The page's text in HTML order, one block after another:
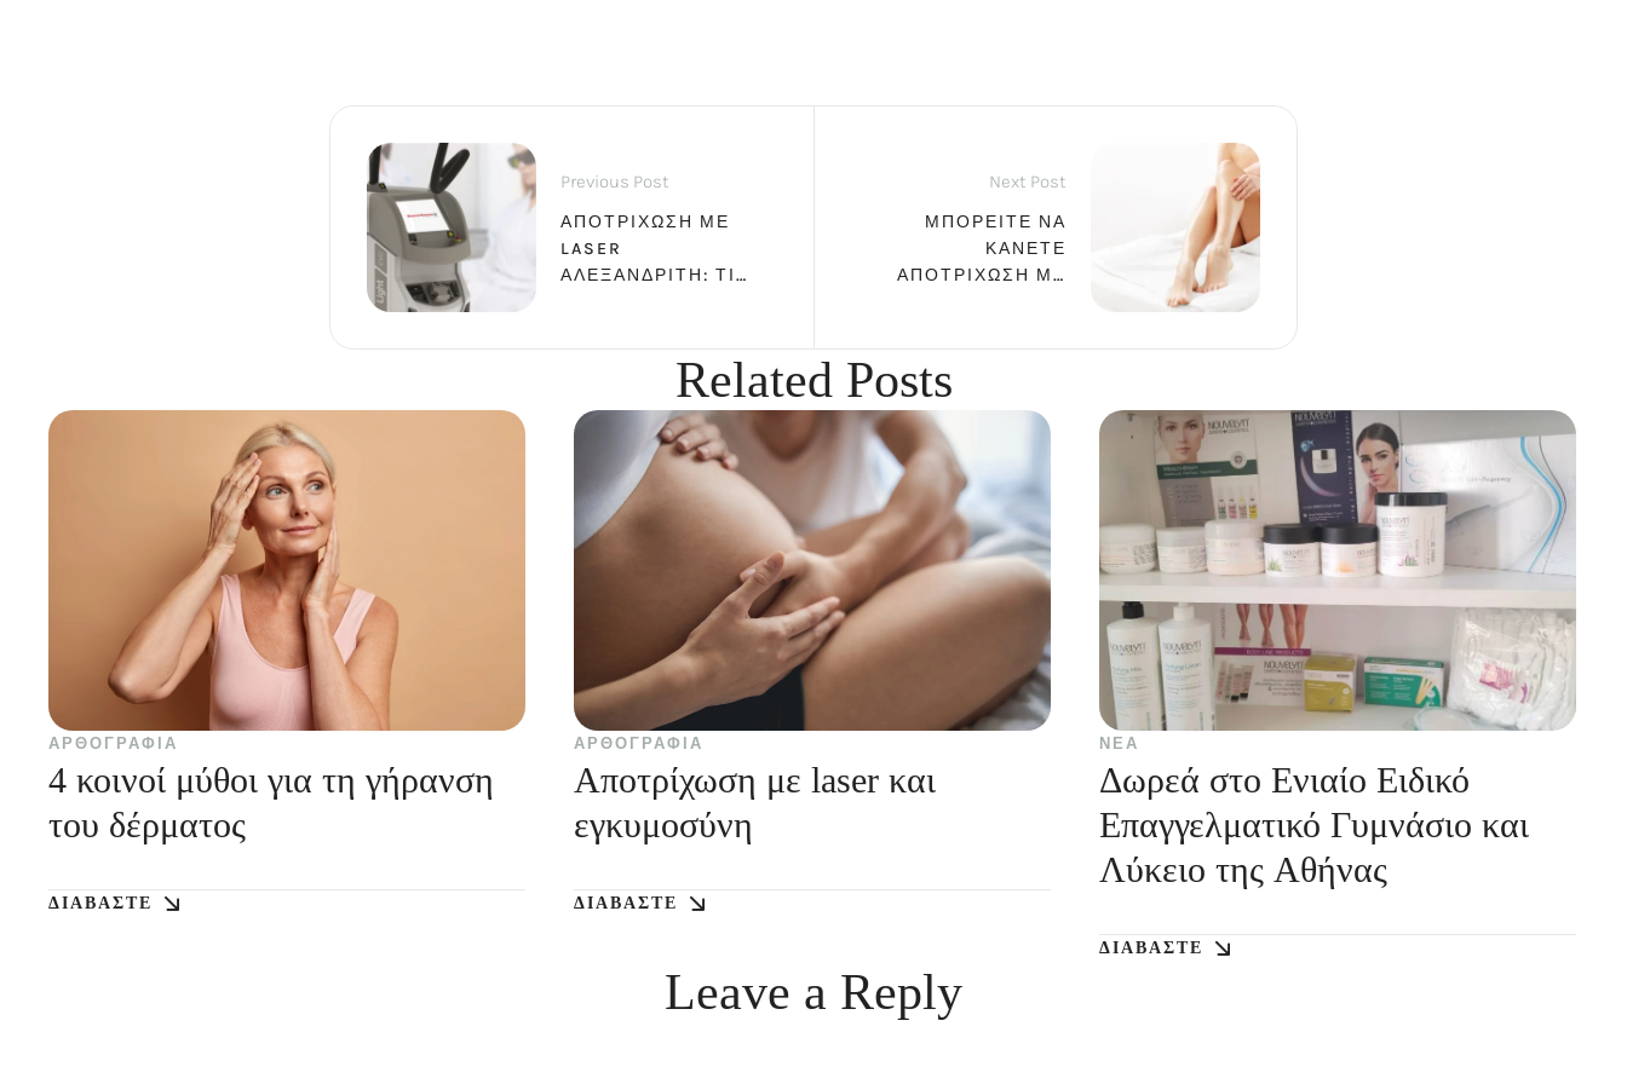
Previous Post
ΑΠΟΤΡΊΧΩΣΗ ΜΕ
LASER
ΑΛΕΞΑΝΔΡΊΤΗ: ΤΙ
Next Post
ΜΠΟΡΕΊΤΕ ΝΑ
ΚΆΝΕΤΕ
ΑΠΟΤΡΊΧΩΣΗ ΜΕ
Related Posts
ΑΡΘΟΓΡΑΦΊΑ
4 κοινοί μύθοι για τη γήρανση
του δέρματος
ΔΙΑΒΆΣΤΕ
ΑΡΘΟΓΡΑΦΊΑ
Αποτρίχωση με laser και
εγκυμοσύνη
ΔΙΑΒΆΣΤΕ
ΝΈΑ
Δωρεά στο Ενιαίο Ειδικό
Επαγγελματικό Γυμνάσιο και
Λύκειο της Αθήνας
ΔΙΑΒΆΣΤΕ
Leave a Reply